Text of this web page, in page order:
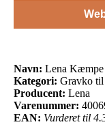
Navn: Lena
Kategori: Gravko til
Producent: Lena
Varenummer:
EAN: Vurderet til